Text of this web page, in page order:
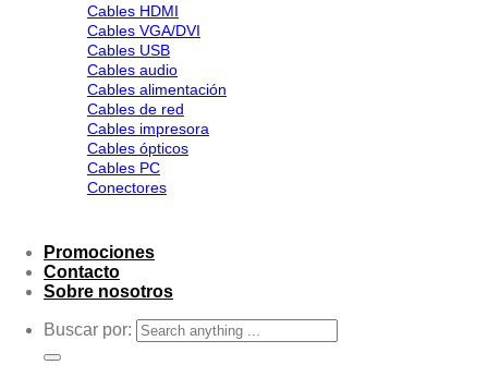
Cables HDMI
Cables VGA/DVI
Cables USB
Cables audio
Cables alimentación
Cables de red
Cables impresora
Cables ópticos
Cables PC
Conectores
Promociones
Contacto
Sobre nosotros
Buscar por: